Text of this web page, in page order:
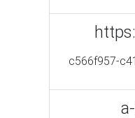
s
https://